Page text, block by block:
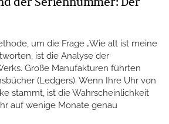
um die Frage „Wie alt ist meine
ist die Analyse der
Große Manufakturen führten
(Ledgers). Wenn Ihre Uhr von
stammt, ist die Wahrscheinlichkeit
auf wenige Monate genau